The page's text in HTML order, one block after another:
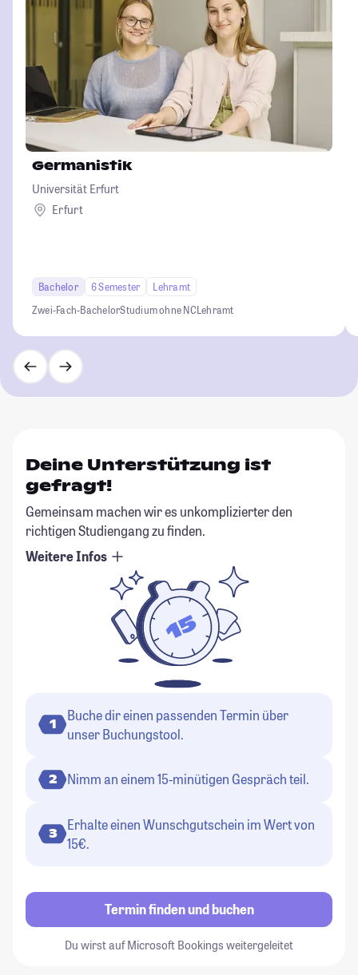
Germanistik
Universität Erfurt
Erfurt
Bachelor 6 Semester
Lehramt
Zwei-Fach-BachelorStudium ohne NCLehramt
Deine Unterstützung ist
gefragt!
Gemeinsam machen wir es unkomplizierter den
richtigen Studiengang zu finden.
Weitere Infos
1
Buche dir einen passenden Termin über
unser Buchungstool.
2 Nimm an einem 15-minütigen Gespräch teil.
3
Erhalte einen Wunschgutschein im Wert von
15€.
Termin finden und buchen
Du wirst auf Microsoft Bookings weitergeleitet